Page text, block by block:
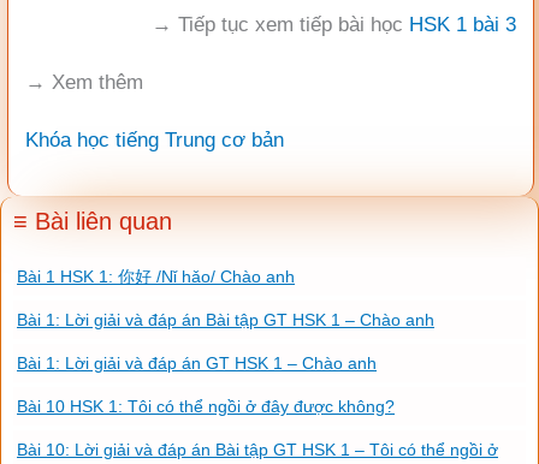
→ Tiếp tục xem tiếp bài học HSK 1 bài 3
→ Xem thêm
Khóa học tiếng Trung cơ bản
≡ Bài liên quan
Bài 1 HSK 1: 你好 /Nǐ hǎo/ Chào anh
Bài 1: Lời giải và đáp án Bài tập GT HSK 1 – Chào anh
Bài 1: Lời giải và đáp án GT HSK 1 – Chào anh
Bài 10 HSK 1: Tôi có thể ngồi ở đây được không?
Bài 10: Lời giải và đáp án Bài tập GT HSK 1 – Tôi có thể ngồi ở